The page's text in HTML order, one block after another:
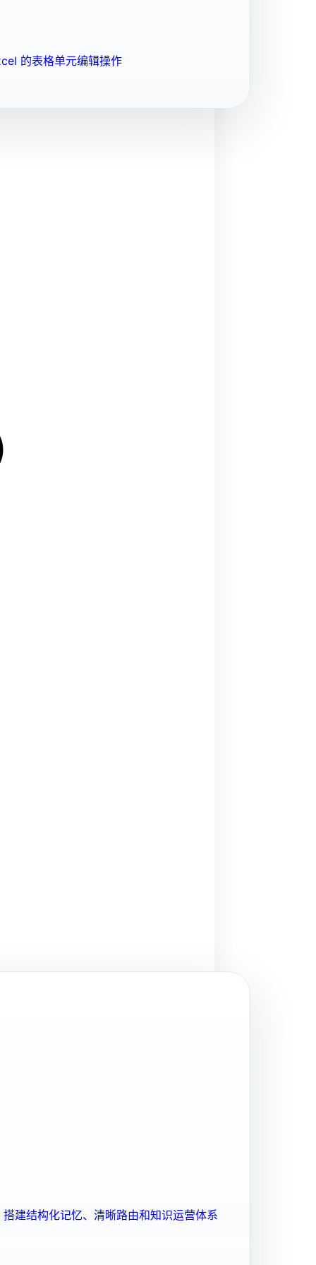
的表格单元编辑操作
建结构化记忆、清晰路由和知识运营体系